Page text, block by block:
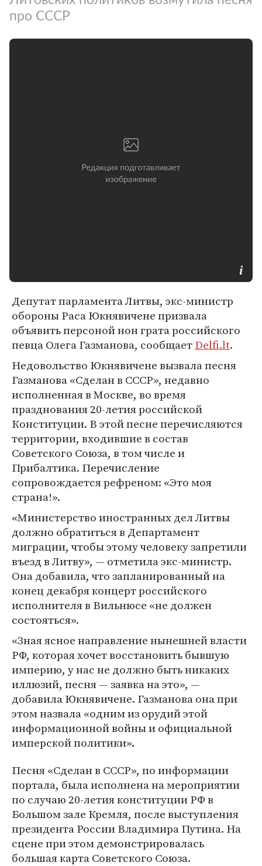
про СССР
Депутат парламента Литвы, экс-министр
обороны Раса Юкнявичене призвала
объявить персоной нон грата российского
певца Олега Газманова, сообщаетDelfi.lt.
Недовольство Юкнявичене вызвала песня
Газманова «Сделан в СССР», недавно
исполненная в Москве, во время
празднования 20-летия российской
Конституции. В этой песне перечисляются
территории, входившие в состав
Советского Союза, в том числе и
Прибалтика. Перечисление
сопровождается рефреном: «Это моя
страна!».
«Министерство иностранных дел Литвы
должно обратиться в Департамент
миграции, чтобы этому человеку запретили
въезд в Литву», — отметила экс-министр.
Она добавила, что запланированный на
конец декабря концерт российского
исполнителя в Вильнюсе «не должен
состояться».
«Зная ясное направление нынешней власти
РФ, которая хочет восстановить бывшую
империю, у нас не должно быть никаких
иллюзий, песня — заявка на это», —
добавила Юкнявичене. Газманова она при
этом назвала «одним из орудий этой
информационной войны и официальной
имперской политики».
Песня «Сделан в СССР», по информации
портала, была исполнена на мероприятии
по случаю 20-летия конституции РФ в
Большом зале Кремля, после выступления
президента России Владимира Путина. На
сцене при этом демонстрировалась
большая карта Советского Союза.